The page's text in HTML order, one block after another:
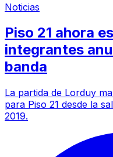
Noticias
Piso 21 ahora
integrantes
banda
La partida de Lorduy
para Piso 21 desde la
2019.